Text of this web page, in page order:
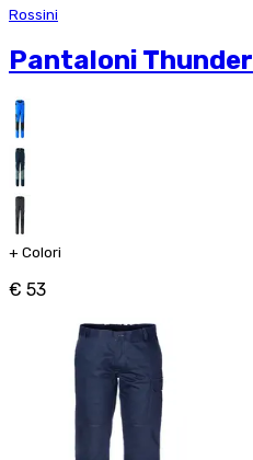
Rossini
Pantaloni Thunder
+ Colori
€ 53